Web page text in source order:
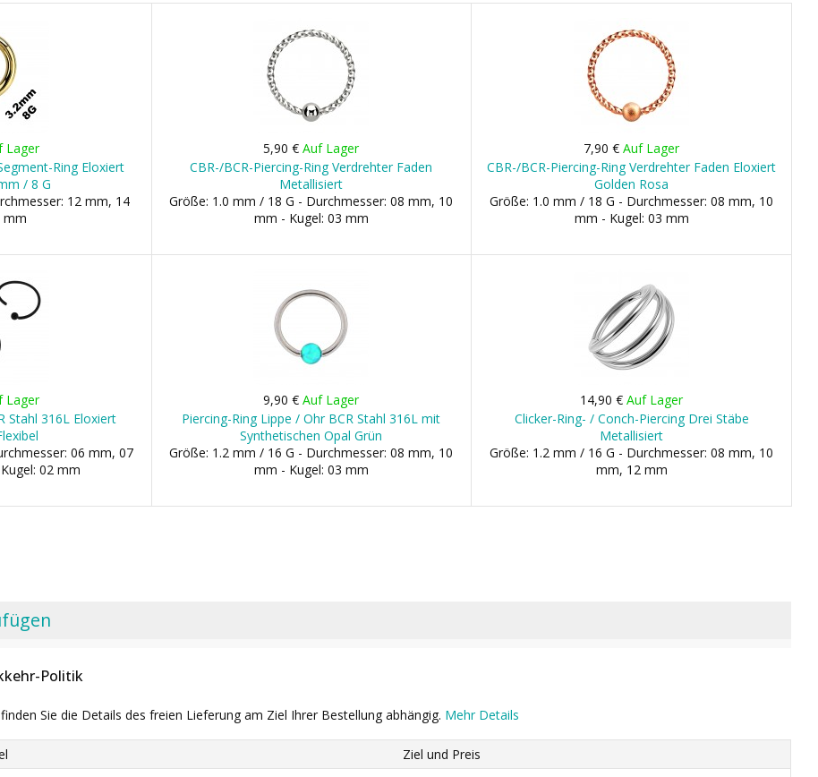
Lager
Ring Eloxiert
/ 8 G
12 mm, 14
mm
5,90 €Auf Lager
CBR-/BCR-Piercing-Ring Verdrehter Faden
Metallisiert
Größe: 1.0 mm / 18 G - Durchmesser: 08 mm, 10
mm - Kugel: 03 mm
7,90 €Auf Lager
CBR-/BCR-Piercing-Ring Verdrehter Faden Eloxiert
Golden Rosa
Größe: 1.0 mm / 18 G - Durchmesser: 08 mm, 10
mm - Kugel: 03 mm
Lager
Stahl 316L Eloxiert
06 mm, 07
02 mm
9,90 €Auf Lager
Piercing-Ring Lippe / Ohr BCR Stahl 316L mit
Synthetischen Opal Grün
Größe: 1.2 mm / 16 G - Durchmesser: 08 mm, 10
mm - Kugel: 03 mm
14,90 €Auf Lager
Clicker-Ring- / Conch-Piercing Drei Stäbe
Metallisiert
Größe: 1.2 mm / 16 G - Durchmesser: 08 mm, 10
mm, 12 mm
Politik
Sie die Details des freien Lieferung am Ziel Ihrer Bestellung abhängig. Mehr Details
Ziel und Preis